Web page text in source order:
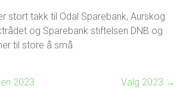
stort takk til Odal Sparebank, Aurskog
og Sparebank stiftelsen DNB og
til store å små
2023 Valg 2023 →